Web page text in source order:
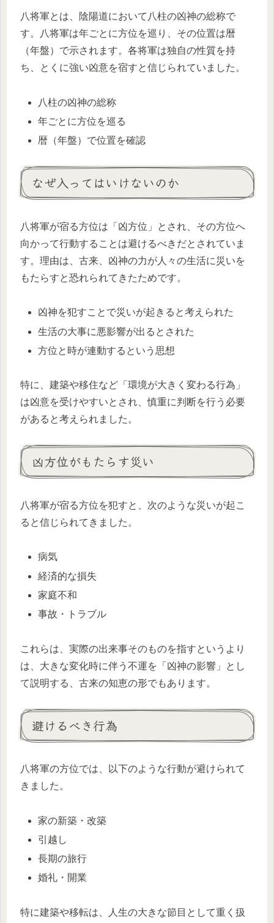
八将軍とは、陰陽道において八柱の凶神の総称で
す。八将軍は年ごとに方位を巡り、その位置は暦
（年盤）で示されます。各将軍は独自の性質を持
ち、とくに強い凶意を宿すと信じられていました。
八柱の凶神の総称
年ごとに方位を巡る
暦（年盤）で位置を確認
なぜ入ってはいけないのか
八将軍が宿る方位は「凶方位」とされ、その方位へ
向かって行動することは避けるべきだとされていま
す。理由は、古来、凶神の力が人々の生活に災いを
もたらすと恐れられてきたためです。
凶神を犯すことで災いが起きると考えられた
生活の大事に悪影響が出るとされた
方位と時が連動するという思想
特に、建築や移住など「環境が大きく変わる行為」
は凶意を受けやすいとされ、慎重に判断を行う必要
があると考えられました。
凶方位がもたらす災い
八将軍が宿る方位を犯すと、次のような災いが起こ
ると信じられてきました。
病気
経済的な損失
家庭不和
事故・トラブル
これらは、実際の出来事そのものを指すというより
は、大きな変化時に伴う不運を「凶神の影響」とし
て説明する、古来の知恵の形でもあります。
避けるべき行為
八将軍の方位では、以下のような行動が避けられて
きました。
家の新築・改築
引越し
長期の旅行
婚礼・開業
特に建築や移転は、人生の大きな節目として重く扱